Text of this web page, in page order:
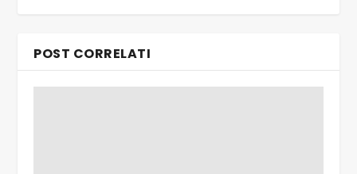
POST CORRELATI